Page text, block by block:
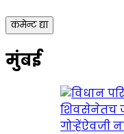
मुंबई